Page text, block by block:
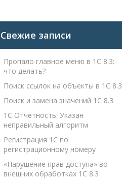
Свежие записи
Пропало главное меню в 1С 8.3:
что делать?
Поиск ссылок на объекты в 1С 8.3
Поиск и замена значений 1С 8.3
1С Отчетность: Указан
неправильный алгоритм
Регистрация 1С по
регистрационному номеру
«Нарушение прав доступа» во
внешних обработках 1С 8.3